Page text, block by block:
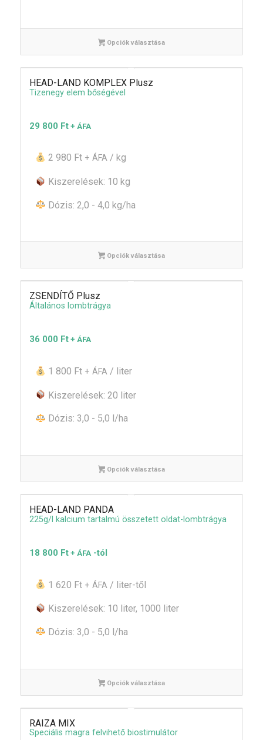
Opciók választása
HEAD-LAND KOMPLEX Plusz
Tizenegy elem bőségével
29 800 Ft+ ÁFA
2 980 Ft+ ÁFA/ kg
Kiszerelések: 10 kg
Dózis: 2,0 - 4,0 kg/ha
Opciók választása
ZSENDÍTŐ Plusz
Általános lombtrágya
36 000 Ft+ ÁFA
1 800 Ft+ ÁFA/ liter
Kiszerelések: 20 liter
Dózis: 3,0 - 5,0 l/ha
Opciók választása
HEAD-LAND PANDA
225g/l kalcium tartalmú összetett oldat-lombtrágya
18 800 Ft+ ÁFA-tól
1 620 Ft+ ÁFA / liter-től
Kiszerelések: 10 liter, 1000 liter
Dózis: 3,0 - 5,0 l/ha
Opciók választása
RAIZA MIX
Speciális magra felvihető biostimulátor